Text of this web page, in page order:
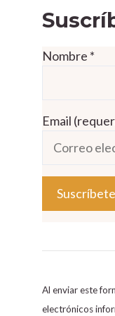
Nombre *
Email
o
s
t
Al enviar este
electrónicos